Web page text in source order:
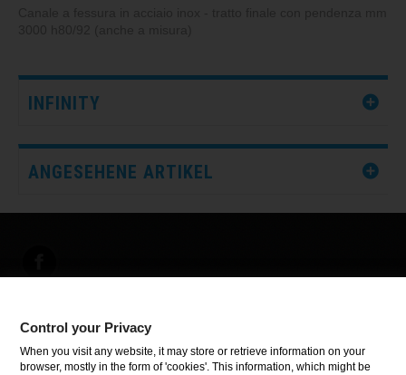
INFINITY
ANGESEHENE ARTIKEL
INFORMATIONEN
Control your Privacy
When you visit any website, it may store or retrieve information on your
browser, mostly in the form of 'cookies'. This information, which might be